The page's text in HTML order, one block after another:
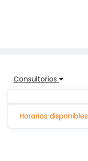
Consultorios
Horarios disponibles